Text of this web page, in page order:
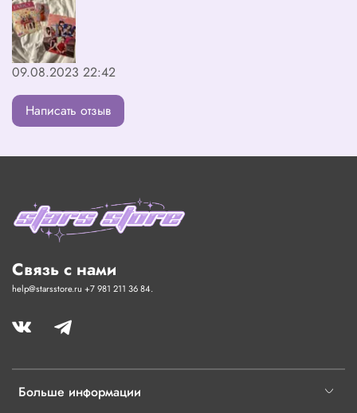
09.08.2023 22:42
Написать отзыв
Больше информации
Связь с нами
help@starsstore.ru +7 981 211 36 84.